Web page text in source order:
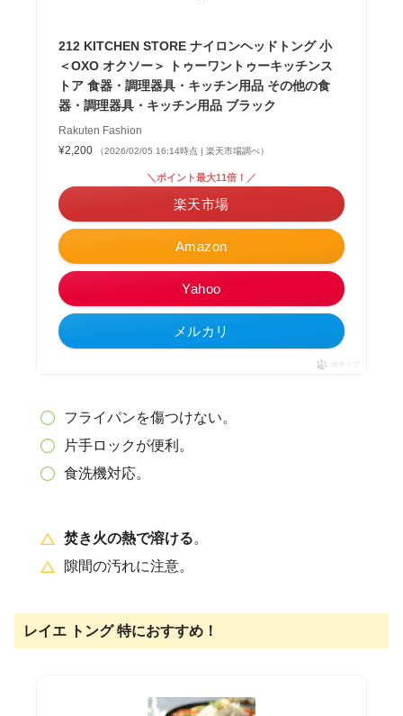
212 KITCHEN STORE ナイロンヘッドトング 小
＜OXO オクソー＞ トゥーワントゥーキッチンス
トア 食器・調理器具・キッチン用品 その他の食
器・調理器具・キッチン用品 ブラック
Rakuten Fashion
¥2,200
（2026/02/05 16:14時点 | 楽天市場調べ）
Amazon
＼ポイント最大11倍！／
楽天市場
Yahoo
メルカリ
ポチップ
フライパンを傷つけない。
片手ロックが便利。
食洗機対応。
焚き火の熱で溶ける。
隙間の汚れに注意。
レイエ トング特におすすめ！